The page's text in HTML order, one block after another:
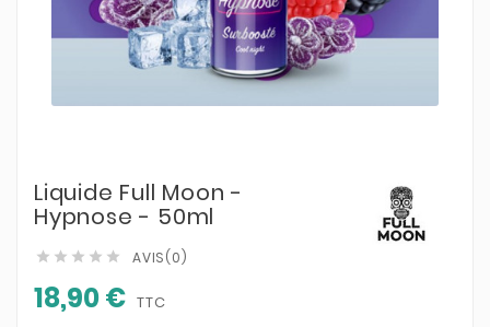
Liquide Full Moon -
Hypnose - 50ml
     AVIS(0)
18,90 € TTC